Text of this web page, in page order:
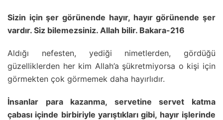
Sizin için şer görünende hayır, hayır görünende şer
vardır. Siz bilemezsiniz. Allah bilir. Bakara-216
Aldığı nefesten, yediği nimetlerden, gördüğü
güzelliklerden her kim Allah’a şükretmiyorsa o kişi için
görmekten çok görmemek daha hayırlıdır.
İnsanlar para kazanma, servetine servet katma
çabası içinde birbiriyle yarıştıkları gibi, hayır işlerinde